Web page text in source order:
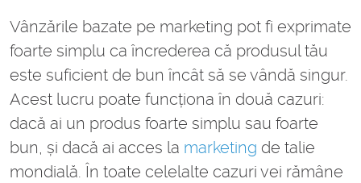
Vânzările bazate pe marketing pot fi exprimate
foarte simplu ca încrederea că produsul tău
este suficient de bun încât să se vândă singur.
Acest lucru poate funcționa în două cazuri:
dacă ai un produs foarte simplu sau foarte
bun, și dacă ai acces la marketing de talie
mondială. În toate celelalte cazuri vei rămâne